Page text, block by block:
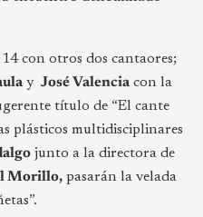
con otros dos cantaores;
y José Valencia con la
título de “El cante
plásticos multidisciplinares
junto a la directora de
Morillo, pasarán la velada